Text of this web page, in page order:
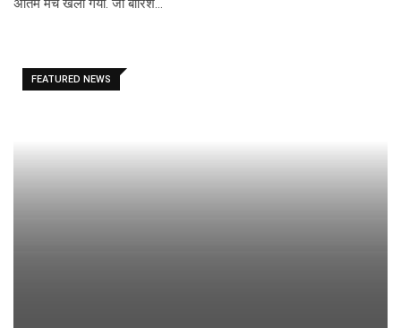
अंतिम मैच खेला गया. जो बारिश…
FEATURED NEWS